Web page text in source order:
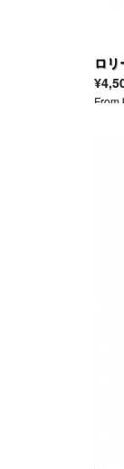
ロ
From